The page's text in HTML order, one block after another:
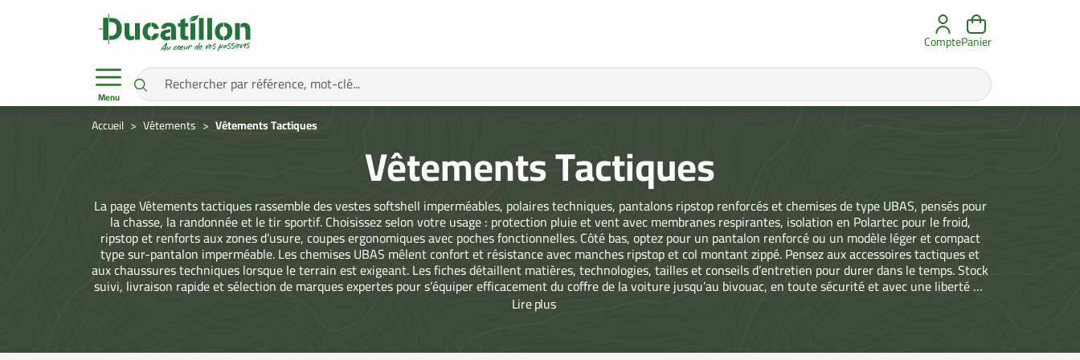
ComptePanier
Menu
Accueil Vêtements Vêtements Tactiques
Vêtements Tactiques
La page Vêtements tactiques rassemble des vestes softshell imperméables, polaires techniques, pantalons ripstop renforcés et chemises de type UBAS, pensés pour
la chasse, la randonnée et le tir sportif. Choisissez selon votre usage : protection pluie et vent avec membranes respirantes, isolation en Polartec pour le froid,
ripstop et renforts aux zones d’usure, coupes ergonomiques avec poches fonctionnelles. Côté bas, optez pour un pantalon renforcé ou un modèle léger et compact
type sur-pantalon imperméable. Les chemises UBAS mêlent confort et résistance avec manches ripstop et col montant zippé. Pensez aux accessoires tactiques et
aux chaussures techniques lorsque le terrain est exigeant. Les fiches détaillent matières, technologies, tailles et conseils d’entretien pour durer dans le temps. Stock
suivi, livraison rapide et sélection de marques expertes pour s’équiper efficacement du coffre de la voiture jusqu’au bivouac, en toute sécurité et avec une liberté de
mouvement optimale.
Lireplus